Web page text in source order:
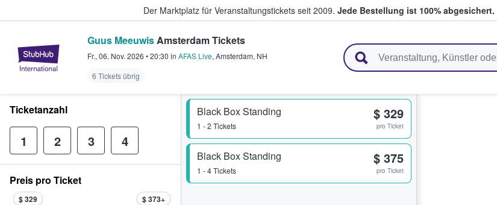
Der Marktplatz für Veranstaltungstickets seit 2009. Jede Bestellung ist 100% abgesichert.
StubHub - Wo Fans Tickets kaufen & verkaufen
Guus MeeuwisAmsterdam Tickets
Fr., 06. Nov. 2026 •20:30 in AFAS Live, Amsterdam, NH
6 Tickets übrig
Black Box Standing
1 - 2 Tickets
$ 329
pro Ticket
Black Box Standing
1 - 4 Tickets
$ 375
pro Ticket
Ticketanzahl
1 2 3 4
Preis pro Ticket
$ 329 $ 373